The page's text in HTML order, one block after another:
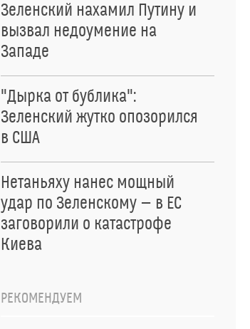
Зеленский нахамил Путину и
вызвал недоумение на
Западе
"Дырка от бублика":
Зеленский жутко опозорился
в США
Нетаньяху нанес мощный
удар по Зеленскому — в ЕС
заговорили о катастрофе
Киева
РЕКОМЕНДУЕМ